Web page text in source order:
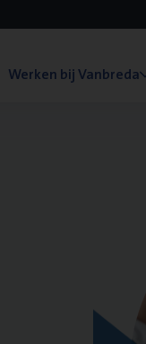
Werken bij Vanbreda